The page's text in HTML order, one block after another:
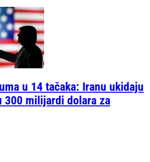
u 14 tačaka: Iranu ukidaju
300 milijardi dolara za